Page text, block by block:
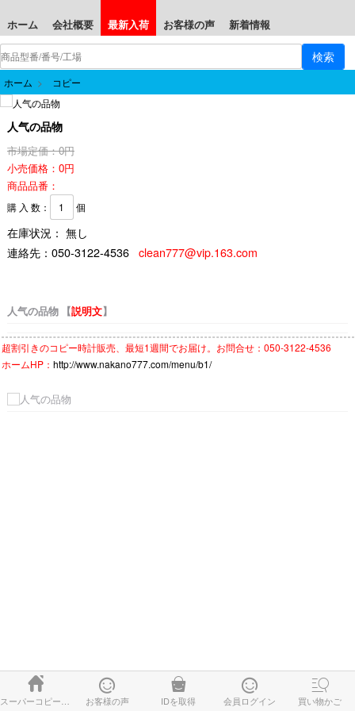
ホーム 会社概要 最新入荷 お客様の声 新着情報
ホーム > コピー
人气の品物
市場定価：0円
小売価格：0円
商品品番：
購 入 数： 個
在庫状況： 無し
連絡先： 050-3122-4536 clean777@vip.163.com
人气の品物 【説明文】
超割引きのコピー時計販売、最短1週間でお届け。お問合せ：050-3122-4536
ホームHP： http://www.nakano777.com/menu/b1/
 
お客様の声

IDを取得

会員ログイン

買い物かご